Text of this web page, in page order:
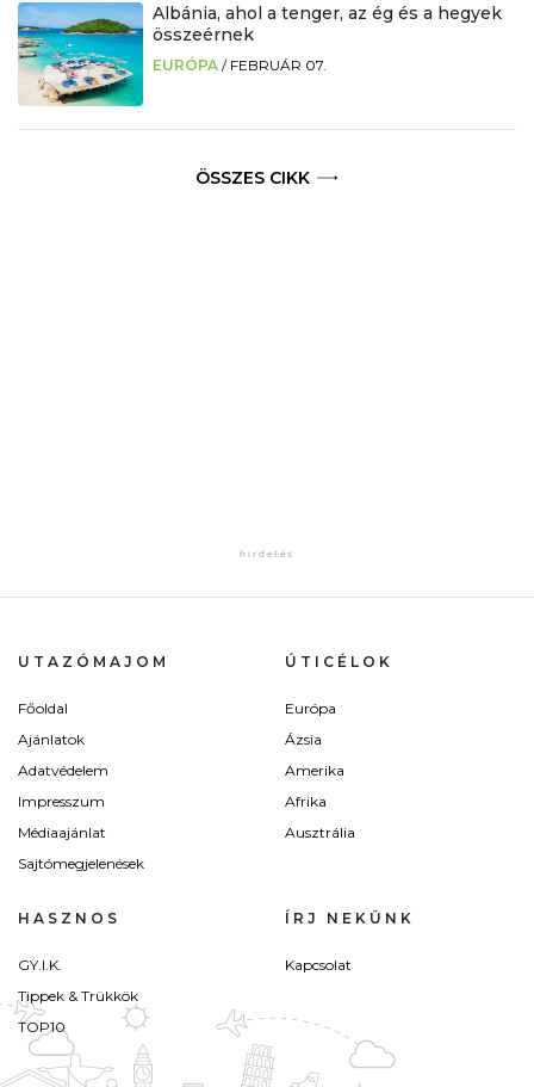
Albánia, ahol a tenger, az ég és a hegyek
összeérnek
EURÓPA / FEBRUÁR 07.
ÖSSZES CIKK
UTAZÓMAJOM
Főoldal
Ajánlatok
Adatvédelem
Impresszum
Médiaajánlat
Sajtómegjelenések
ÚTICÉLOK
Európa
Ázsia
Amerika
Afrika
Ausztrália
HASZNOS
GY.I.K.
Tippek & Trükkök
TOP10
ÍRJ NEKÜNK
Kapcsolat